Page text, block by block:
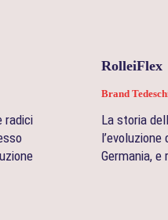
radici
RolleiFlex
Brand
La storia
Germania,